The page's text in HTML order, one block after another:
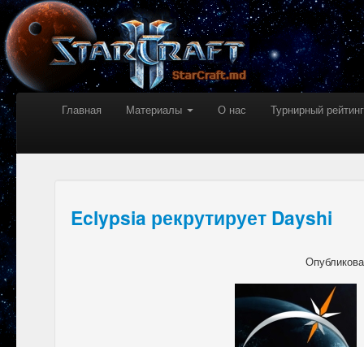
Главная Материалы О нас Турнирный рейтинг
Eclypsia рекрутирует Dayshi